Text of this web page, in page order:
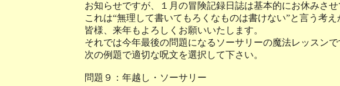
お知らせですが、１月の冒険記録日誌は基本的にお休みさせ
これは“無理して書いてもろくなものは書けない”と言う考
皆様、来年もよろしくお願いいたします。
それでは今年最後の問題になるソーサリーの魔法レッスンで
次の例題で適切な呪文を選択して下さい。
問題９：年越し・ソーサリー